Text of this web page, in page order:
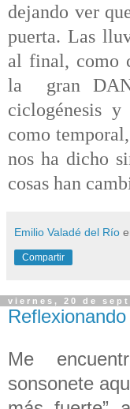
dejando ver
puerta. Las
al final, como
la gran
ciclogénesis
como
nos ha dicho
cosas han
Emilio Valadé del Río
Compartir
viernes, 20 de
Me
sonsonete